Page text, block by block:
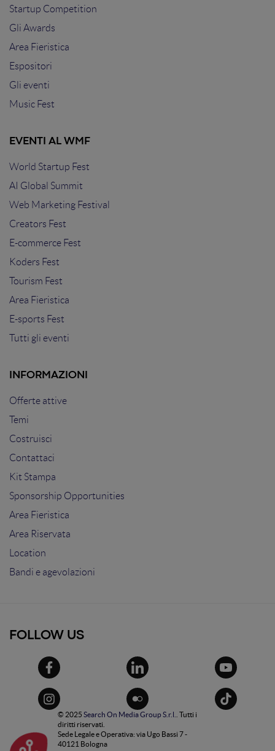
Startup Competition
Gli Awards
Area Fieristica
Espositori
Gli eventi
Music Fest
EVENTI AL WMF
World Startup Fest
AI Global Summit
Web Marketing Festival
Creators Fest
E-commerce Fest
Koders Fest
Tourism Fest
Area Fieristica
E-sports Fest
Tutti gli eventi
INFORMAZIONI
Offerte attive
Temi
Costruisci
Contattaci
Kit Stampa
Sponsorship Opportunities
Area Fieristica
Area Riservata
Location
Bandi e agevolazioni
FOLLOW US
© 2025 Search On Media Group S.r.l.
. Tutti i
diritti riservati.
Sede Legale e Operativa: via Ugo Bassi 7 -
40121 Bologna